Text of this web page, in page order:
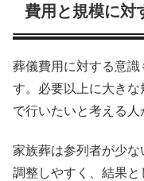
費用と規模に対
葬儀費用に対する意識
す。必要以上に大き
で行いたいと考える人
家族葬は参列者が少
調整しやすく、結果